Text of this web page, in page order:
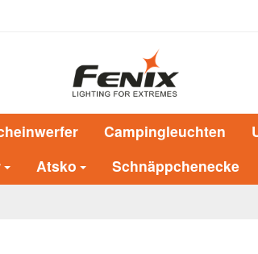
Campingleuchten
Atsko Schnäppchenecke